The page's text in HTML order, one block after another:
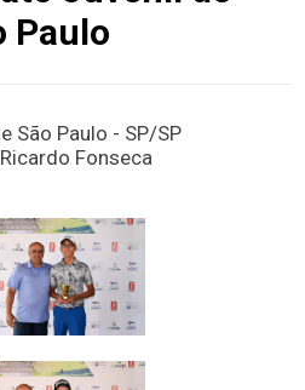
Paulo
São Paulo - SP/SP
Fonseca